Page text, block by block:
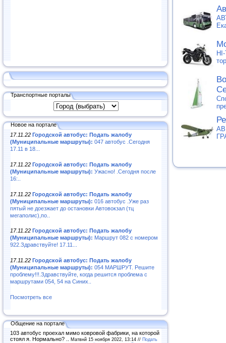
Транспортные порталы
Новое на портале
17.11.22 Городской автобус: Подать жалобу
(Муниципальные маршруты): 047 автобус .Сегодня
17.11 в 18...
17.11.22 Городской автобус: Подать жалобу
(Муниципальные маршруты): Ужасно! .Сегодня после
16:..
17.11.22 Городской автобус: Подать жалобу
(Муниципальные маршруты): 016 автобус .Уже раз
пятый не доезжает до остановки Автовокзал (тц
мегаполис),по..
17.11.22 Городской автобус: Подать жалобу
(Муниципальные маршруты): Маршрут 082 с номером
922.Здравствуйте! 17.11...
17.11.22 Городской автобус: Подать жалобу
(Муниципальные маршруты): 054 МАРШРУТ. Решите
проблему!!!.Здравствуйте, когда решится проблема с
маршрутами 054, 54 на Синих..
Посмотреть все
Общение на портале
103 автобус проехал мимо ковровой фабрики, на которой
стоял я. Нормально? .. Матвнй 15 ноября 2022, 13:14 // Подать